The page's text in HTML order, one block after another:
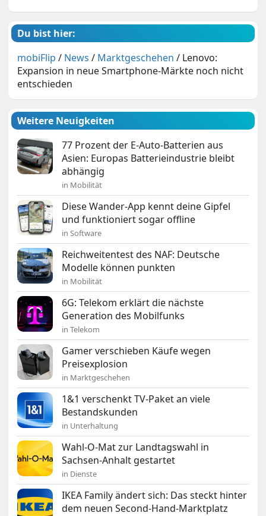
Du bist hier:
mobiFlip / News / Marktgeschehen / Lenovo:
Expansion in neue Smartphone-Märkte noch nicht
entschieden
Weitere Neuigkeiten
77 Prozent der E-Auto-Batterien aus
Asien: Europas Batterieindustrie bleibt
abhängig
in Mobilität
Diese Wander-App kennt deine Gipfel
und funktioniert sogar offline
in Software
Reichweitentest des NAF: Deutsche
Modelle können punkten
in Mobilität
6G: Telekom erklärt die nächste
Generation des Mobilfunks
in Telekom
Gamer verschieben Käufe wegen
Preisexplosion
in Marktgeschehen
1&1 verschenkt TV-Paket an viele
Bestandskunden
in Unterhaltung
Wahl-O-Mat zur Landtagswahl in
Sachsen-Anhalt gestartet
in Dienste
IKEA Family ändert sich: Das steckt hinter
dem neuen Second-Hand-Marktplatz